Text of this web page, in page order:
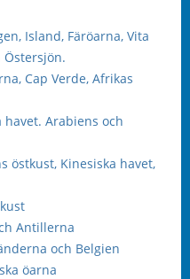
Island, Färöarna, Vita
Östersjön.
Cap Verde, Afrikas
havet. Arabiens och
östkust, Kinesiska havet,
Antillerna
och Belgien
öarna